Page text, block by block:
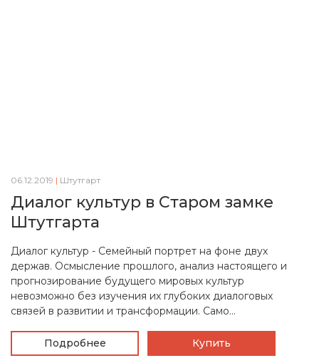
06.12.2019 | Штутгарт
Диалог культур в Старом замке
Штутгарта
Диалог культур - Семейный портрет на фоне двух
держав. Осмысление прошлого, анализ настоящего и
прогнозирование будущего мировых культур
невозможно без изучения их глубоких диалоговых
связей в развитии и трансформации. Само...
Подробнее Купить